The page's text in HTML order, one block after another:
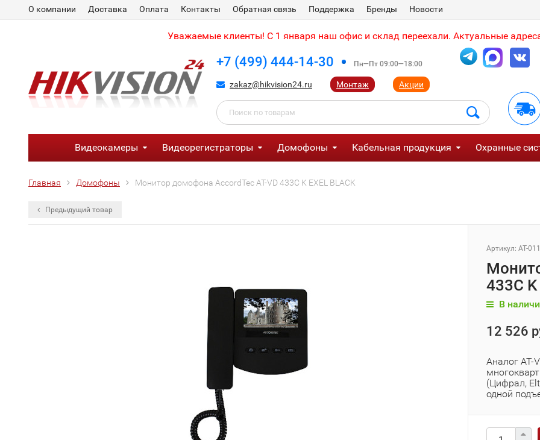
О компании Доставка Оплата Контакты Обратная связь Поддержка Бренды Новости
Уважаемые клиенты! С 1 января наш офис и склад переехали. Актуальные
+7 (499) 444-14-30 Пн—Пт 09:00—18:00
zakaz@hikvision24.ru Монтаж Акции
Видеокамеры Видеорегистраторы Домофоны Кабельная продукция Охранные
Главная Домофоны Монитор домофона AccordTec AT-VD 433C K EXEL BLACK
Предыдущий товар
Артикул: AT-
433C K
В
12 526
Аналог AT-
(Цифрал,
одной